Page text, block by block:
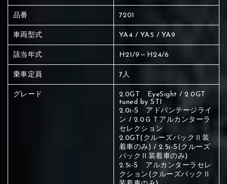
赤く塗られている場所を選択
品番 7201
車両型式 YA4 / YA5 / YA9
該当年式 H21/9～H24/6
乗車定員 7人
グレード
2.0GT EyeSight / 2.0GT
tuned by STI
2.0i-S アドバンテージライ
ン / 2.0ＧＴアルカンターラ
セレクション
2.0GT(クルーズパックⅡ装
着車のみ) / 2.5i-S(クルーズ
パックⅡ装着車のみ)
2.5i-S アルカンターラセレ
クション(クルーズパックⅡ